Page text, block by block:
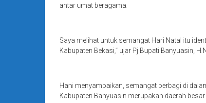
antar umat beragama.
Saya melihat untuk semangat Hari Natal itu
Kabupaten Bekasi,” ujar Pj Bupati Banyuasin,
Hani menyampaikan, semangat berbagi di
Kabupaten Banyuasin merupakan daerah